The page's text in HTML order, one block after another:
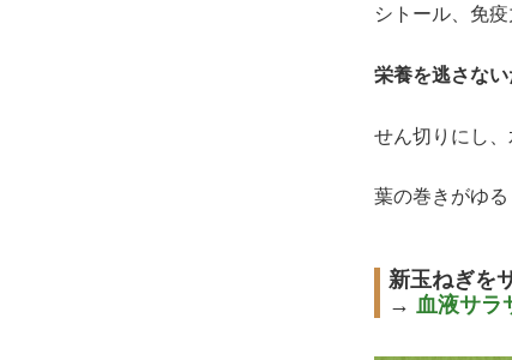
シトール、免
栄養を逃さない
せん切りにし
葉の巻きがゆ
新玉ねぎを
→ 血液サラ